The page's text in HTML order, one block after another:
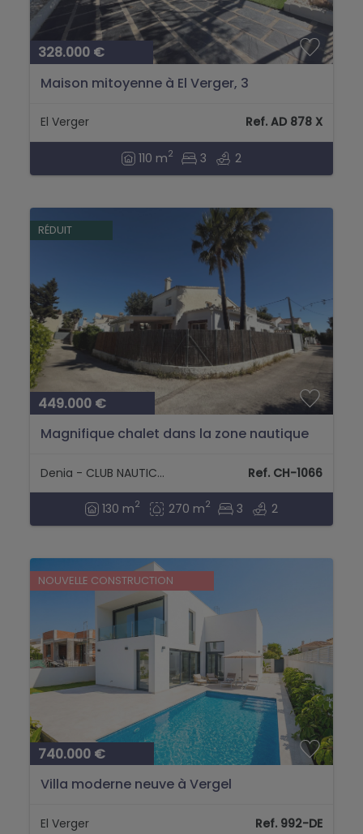
328.000 €
Maison mitoyenne à El Verger, 3
El Verger Ref. AD 878 X
110 m2 3 2
RÉDUIT
449.000 €
Magnifique chalet dans la zone nautique
Denia - CLUB NAUTICO DENIA Ref. CH-1066
130 m2 270 m2 3 2
NOUVELLE CONSTRUCTION
740.000 €
Villa moderne neuve à Vergel
El Verger Ref. 992-DE